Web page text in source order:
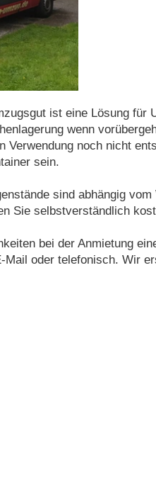
ist eine Lösung für
wenn
Verwendung noch nicht
sein.
sind abhängig
Sie selbstverständlich
bei der Anmietung
oder telefonisch. Wir